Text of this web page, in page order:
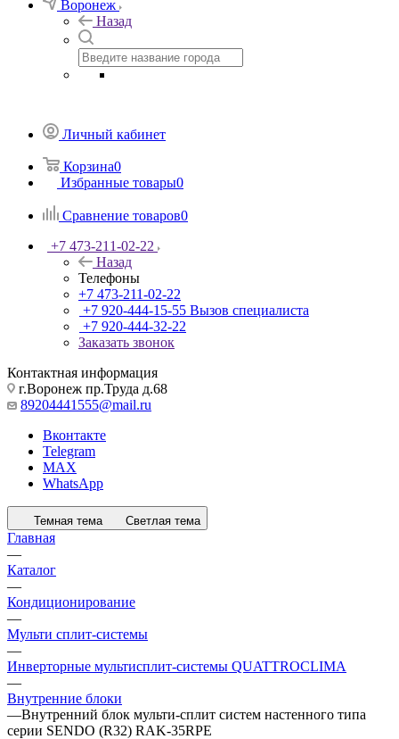
Воронеж
Назад
Личный кабинет
Корзина0
Избранные товары0
Сравнение товаров0
+7 473-211-02-22
Назад
Телефоны
+7 473-211-02-22
+7 920-444-15-55 Вызов специалиста
+7 920-444-32-22
Заказать звонок
Контактная информация
г.Воронеж пр.Труда д.68
89204441555@mail.ru
Вконтакте
Telegram
MAX
WhatsApp
Темная тема Светлая тема
Главная
—
Каталог
—
Кондиционирование
—
Мульти сплит-системы
—
Инверторные мультисплит-системы QUATTROCLIMA
—
Внутренние блоки
—Внутренний блок мульти-сплит систем настенного типа
серии SENDO (R32) RAK-35RPE